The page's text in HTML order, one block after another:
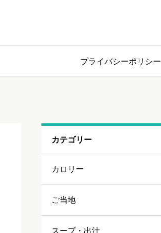
プライバシーポリシー
カテゴリー
カロリー
ご当地
スープ・出汁